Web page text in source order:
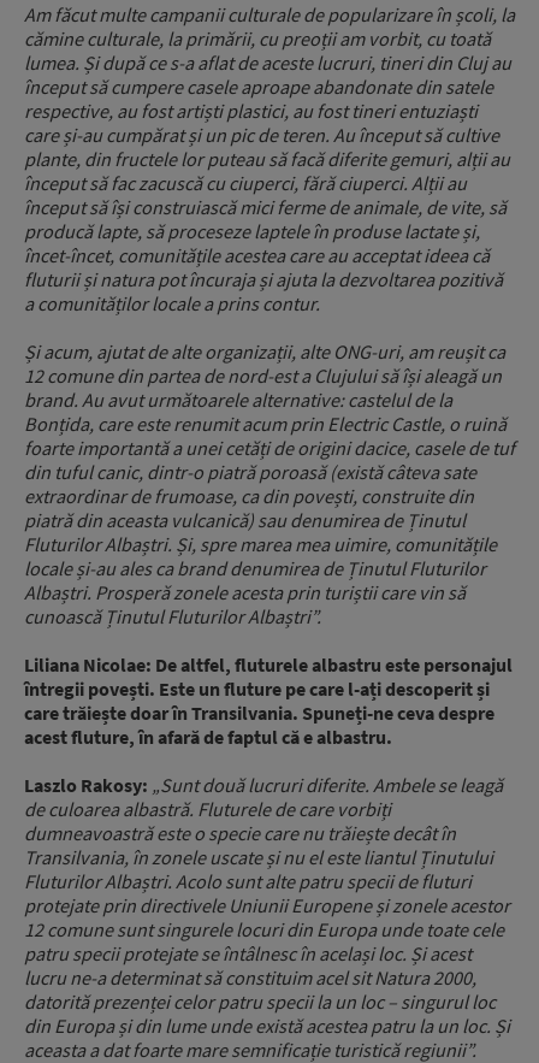
Am făcut multe campanii culturale de popularizare în școli, la
cămine culturale, la primării, cu preoții am vorbit, cu toată
lumea. Și după ce s-a aflat de aceste lucruri, tineri din Cluj au
început să cumpere casele aproape abandonate din satele
respective, au fost artiști plastici, au fost tineri entuziaști
care și-au cumpărat și un pic de teren. Au început să cultive
plante, din fructele lor puteau să facă diferite gemuri, alții au
început să fac zacuscă cu ciuperci, fără ciuperci. Alții au
început să își construiască mici ferme de animale, de vite, să
producă lapte, să proceseze laptele în produse lactate și,
încet-încet, comunitățile acestea care au acceptat ideea că
fluturii și natura pot încuraja și ajuta la dezvoltarea pozitivă
a comunităților locale a prins contur.
Și acum, ajutat de alte organizații, alte ONG-uri, am reușit ca
12 comune din partea de nord-est a Clujului să își aleagă un
brand. Au avut următoarele alternative: castelul de la
Bonțida, care este renumit acum prin Electric Castle, o ruină
foarte importantă a unei cetăți de origini dacice, casele de tuf
din tuful canic, dintr-o piatră poroasă (există câteva sate
extraordinar de frumoase, ca din povești, construite din
piatră din aceasta vulcanică) sau denumirea de Ținutul
Fluturilor Albaștri. Și, spre marea mea uimire, comunitățile
locale și-au ales ca brand denumirea de Ținutul Fluturilor
Albaștri. Prosperă zonele acesta prin turiștii care vin să
cunoască Ținutul Fluturilor Albaștri”.
Liliana Nicolae: De altfel, fluturele albastru este personajul
întregii povești. Este un fluture pe care l-ați descoperit și
care trăiește doar în Transilvania. Spuneți-ne ceva despre
acest fluture, în afară de faptul că e albastru.
Laszlo Rakosy: „Sunt două lucruri diferite. Ambele se leagă
de culoarea albastră. Fluturele de care vorbiți
dumneavoastră este o specie care nu trăiește decât în
Transilvania, în zonele uscate și nu el este liantul Ținutului
Fluturilor Albaștri. Acolo sunt alte patru specii de fluturi
protejate prin directivele Uniunii Europene și zonele acestor
12 comune sunt singurele locuri din Europa unde toate cele
patru specii protejate se întâlnesc în același loc. Și acest
lucru ne-a determinat să constituim acel sit Natura 2000,
datorită prezenței celor patru specii la un loc – singurul loc
din Europa și din lume unde există acestea patru la un loc. Și
aceasta a dat foarte mare semnificație turistică regiunii”.